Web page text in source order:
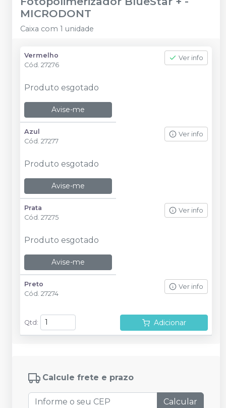
MICRODONT
Caixa com 1 unidade
Vermelho
Cód. 27276
Ver info
Produto esgotado
Avise-me
Azul
Cód. 27277
Ver info
Produto esgotado
Avise-me
Prata
Cód. 27275
Ver info
Produto esgotado
Avise-me
Preto
Cód. 27274
Ver info
Qtd : Adicionar
Calcule frete e prazo
Calcular